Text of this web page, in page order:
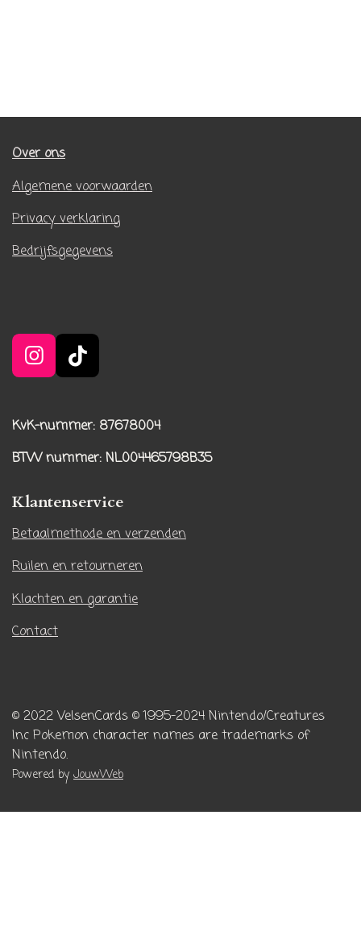
Over ons
Algemene voorwaarden
Privacy verklaring
Bedrijfsgegevens
I
n
t
a
g
a
m
T
i
T
o
k
KvK-nummer: 87678004
BTW nummer: NL004465798B35
Klantenservice
Betaalmethode en verzenden
Ruilen en retourneren
Klachten en garantie
Contact
© 2022 VelsenCards © 1995-2024 Nintendo/Creatures
Inc Pokemon character names are trademarks of
Nintendo.
Powered byJouwWeb